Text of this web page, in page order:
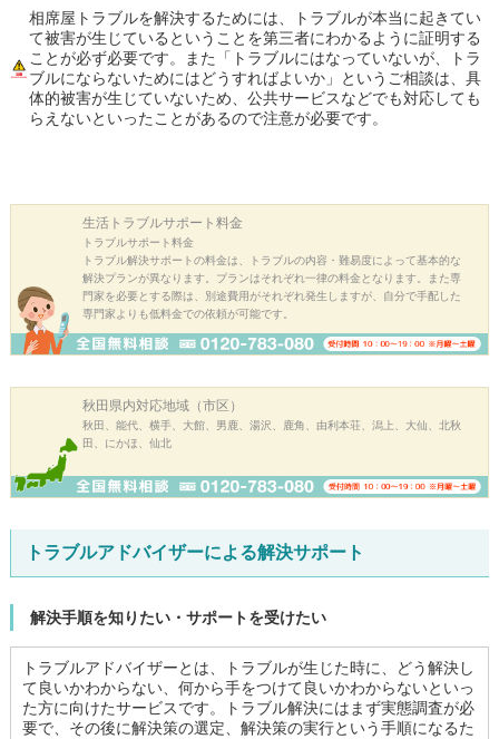
相席屋トラブルを解決するためには、トラブルが本当に起きてい
て被害が生じているということを第三者にわかるように証明する
ことが必ず必要です。また「トラブルにはなっていないが、トラ
ブルにならないためにはどうすればよいか」というご相談は、具
体的被害が生じていないため、公共サービスなどでも対応しても
らえないといったことがあるので注意が必要です。
生活トラブルサポート料金
トラブルサポート料金
トラブル解決サポートの料金は、トラブルの内容・難易度によって基本的な
解決プランが異なります。プランはそれぞれ一律の料金となります。また専
門家を必要とする際は、別途費用がそれぞれ発生しますが、自分で手配した
専門家よりも低料金での依頼が可能です。
秋田県内対応地域（市区）
秋田、能代、横手、大館、男鹿、湯沢、鹿角、由利本荘、潟上、大仙、北秋
田、にかほ、仙北
トラブルアドバイザーによる解決サポート
解決手順を知りたい・サポートを受けたい
トラブルアドバイザーとは、トラブルが生じた時に、どう解決し
て良いかわからない、何から手をつけて良いかわからないといっ
た方に向けたサービスです。トラブル解決にはまず実態調査が必
要で、その後に解決策の選定、解決策の実行という手順になるた